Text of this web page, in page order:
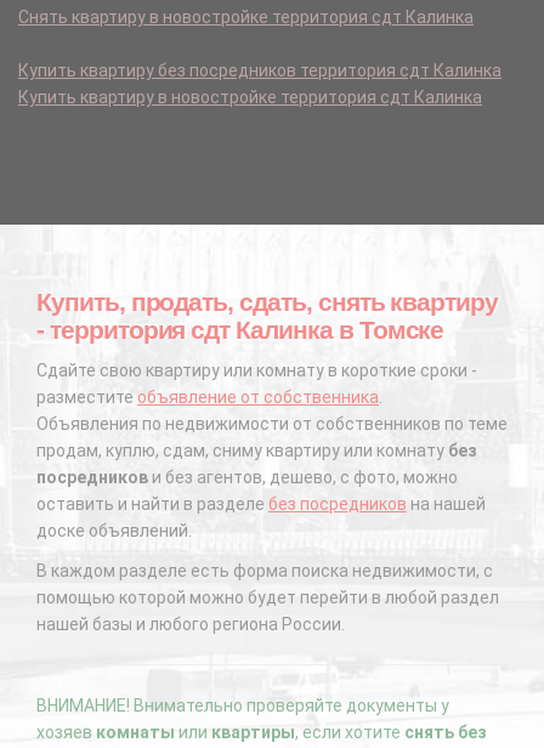
Снять квартиру в новостройке территория сдт Калинка
Купить квартиру без посредников территория сдт Калинка
Купить квартиру в новостройке территория сдт Калинка
Купить, продать, сдать, снять квартиру
- территория сдт Калинка в Томске
Сдайте свою квартиру или комнату в короткие сроки -
разместите объявление от собственника.
Объявления по недвижимости от собственников по теме
продам, куплю, сдам, сниму квартиру или комнату без
посредников и без агентов, дешево, с фото, можно
оставить и найти в разделе без посредников на нашей
доске объявлений.
В каждом разделе есть форма поиска недвижимости, с
помощью которой можно будет перейти в любой раздел
нашей базы и любого региона России.
ВНИМАНИЕ! Внимательно проверяйте документы у
хозяев комнаты или квартиры, если хотите снять без